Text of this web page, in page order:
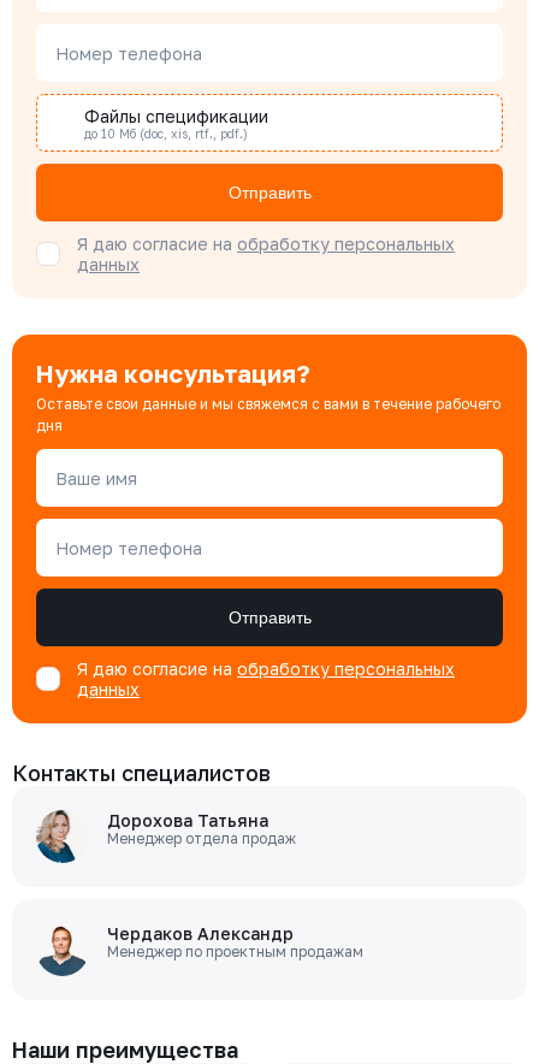
Наталья Гомонова
Бондарюк Евгения
Специалист отдела продаж
Номер телефона
Файлы спецификации
до 10 Мб (doc, xis, rtf., pdf.)
Отправить
Я даю согласие на обработку персональных
данных
Нужна консультация?
Оставьте свои данные и мы свяжемся с вами в течение рабочего
дня
Ваше имя
Номер телефона
Отправить
Я даю согласие на обработку персональных
данных
Контакты специалистов
Дорохова Татьяна
Менеджер отдела продаж
Чердаков Александр
Менеджер по проектным продажам
Наши преимущества